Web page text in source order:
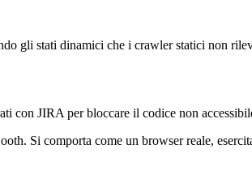
gli stati dinamici che i crawler statici non
con JIRA per bloccare il codice non
Si comporta come un browser reale,